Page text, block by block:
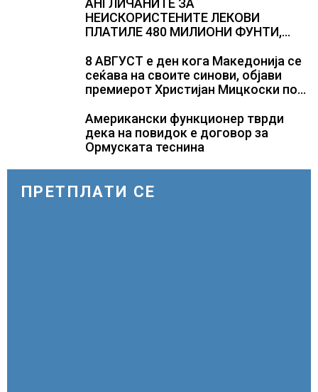
АНГЛИЧАНИТЕ ЗА
НЕИСКОРИСТЕНИТЕ ЛЕКОВИ
ПЛАТИЛЕ 480 МИЛИОНИ ФУНТИ,
само лекови што навистина им се
потребни
8 АВГУСТ е ден кога Македонија се
сеќава на своите синови, објави
премиерот Христијан Мицкоски по
загинувањето на десетмината
прилепски бранители
Американски функционер тврди
дека на повидок е договор за
Ормуската теснина
ПРЕТПЛАТИ СЕ